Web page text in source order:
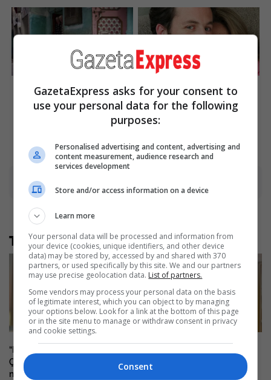
Polygamists: The World's
Most Unique Families
Actors Who Pursued
Controversial Careers
Të tjera nga rubrika
“Pse bash Vjosa Osmani?”, Arifi:
Çka ka Lumir Abdixhiku që
nuk bëhet president, çka ka
shkatërrimin e oponencës
GazetaExpress asks for your consent to
use your personal data for the following
purposes:
Personalised advertising and content, advertising and
content measurement, audience research and
services development
Store and/or access information on a device
Learn more
Your personal data will be processed and information from
your device (cookies, unique identifiers, and other device
data) may be stored by, accessed by and shared with 370
partners, or used specifically by this site. We and our partners
may use precise geolocation data. List of partners.
Some vendors may process your personal data on the basis
of legitimate interest, which you can object to by managing
your options below. Look for a link at the bottom of this page
or in the site menu to manage or withdraw consent in privacy
and cookie settings.
Consent